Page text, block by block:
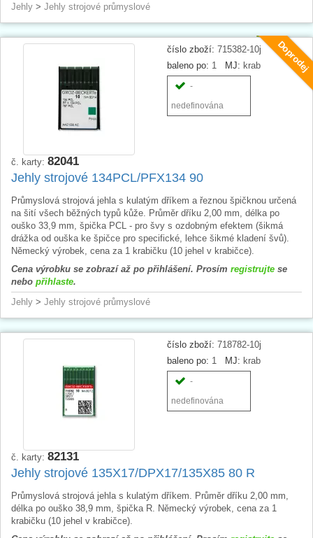
Jehly > Jehly strojové průmyslové
Doprodej
číslo zboží: 715382-10j
baleno po: 1 MJ: krab
-
nedefinována
č. karty: 82041
Jehly strojové 134PCL/PFX134 90
Průmyslová strojová jehla s kulatým dříkem a řeznou špičknou určená
na šití všech běžných typů kůže. Průměr dříku 2,00 mm, délka po
ouško 33,9 mm, špička PCL - pro švy s ozdobným efektem (šikmá
drážka od ouška ke špičce pro specifické, lehce šikmé kladení švů).
Německý výrobek, cena za 1 krabičku (10 jehel v krabičce).
Cena výrobku se zobrazí až po přihlášení. Prosím registrujte se
nebo přihlaste.
Jehly > Jehly strojové průmyslové
číslo zboží: 718782-10j
baleno po: 1 MJ: krab
-
nedefinována
č. karty: 82131
Jehly strojové 135X17/DPX17/135X85 80 R
Průmyslová strojová jehla s kulatým dříkem. Průměr dříku 2,00 mm,
délka po ouško 38,9 mm, špička R. Německý výrobek, cena za 1
krabičku (10 jehel v krabičce).